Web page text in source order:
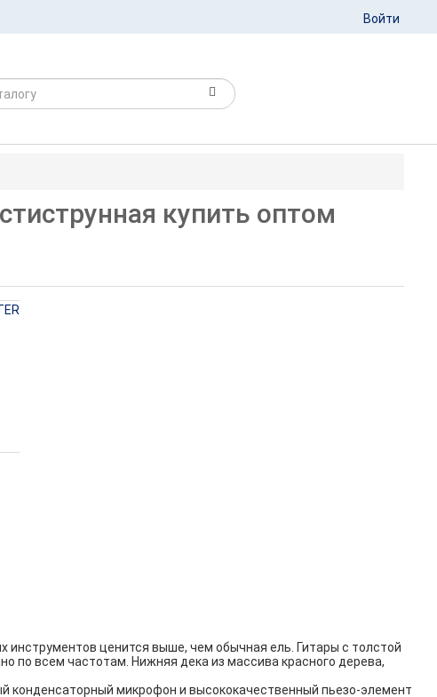
Войти
купить оптом
ценится выше, чем обычная ель. Гитары с толстой
по всем частотам. Нижняя дека из массива красного дерева,
конденсаторный микрофон и высококачественный пьезо-элемент